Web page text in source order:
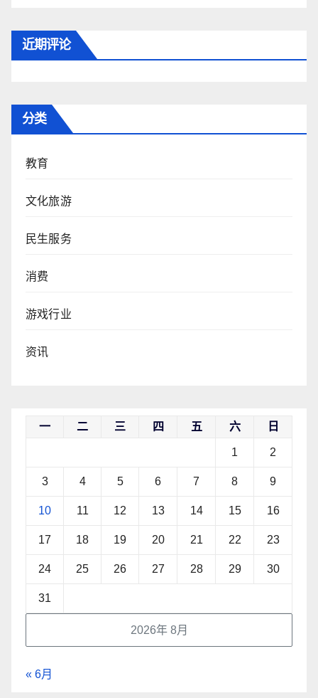
近期评论
分类
教育
文化旅游
民生服务
消费
游戏行业
资讯
2026年 8月
一 二 三 四 五 六 日
1 2
3 4 5 6 7 8 9
10 11 12 13 14 15 16
17 18 19 20 21 22 23
24 25 26 27 28 29 30
31
« 6月